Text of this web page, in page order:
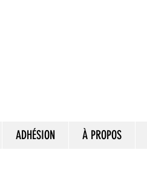
ADHÉSION À PROPOS